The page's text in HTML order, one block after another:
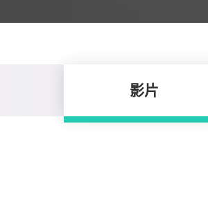
影片